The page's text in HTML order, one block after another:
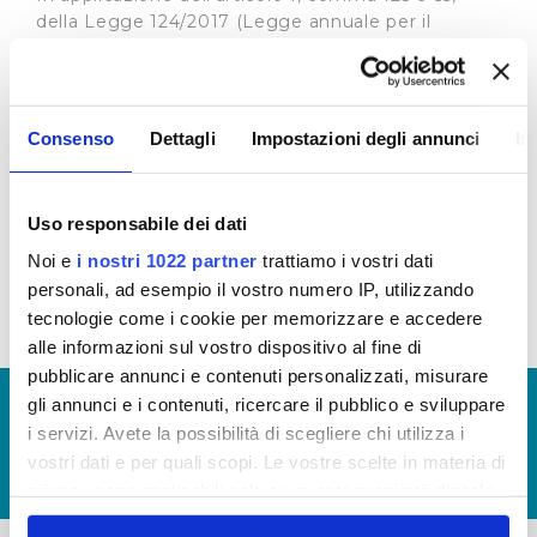
Consenso Dettagli Impostazioni degli annunci
Uso responsabile dei dati
Noi e i nostri 1022 partner trattiamo i vostri dati
personali, ad esempio il vostro numero IP, utilizzando
tecnologie come i cookie per memorizzare e accedere
alle informazioni sul vostro dispositivo al fine di
pubblicare annunci e contenuti personalizzati, misurare
gli annunci e i contenuti, ricercare il pubblico e sviluppare
i servizi. Avete la possibilità di scegliere chi utilizza i
vostri dati e per quali scopi. Le vostre scelte in materia di
in cui avete effettuato le vostre scelte. È possibile
della Legge 124/2017 (Legge annuale per il
obblighi di trasparenza per le imprese che
ricevono sovvenzioni, contributi, incarichi retribuiti
e comunque vantaggi economici di qualunque
genere di importo superiore a 10.000 euro dalle
pubbliche amministrazioni e Società dalle stesse
contributi su investimenti Deliberati dalle Autorità
eroganti.
© Copyright 2017 - 2026
GLOSSARIO
GIUDICA IL SERVIZIO